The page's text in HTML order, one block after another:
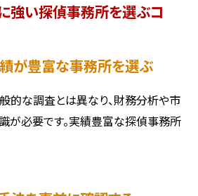
強い探偵事務所を選ぶコ
が豊富な事務所を選ぶ
的な調査とは異なり、財務分析や市
が必要です。実績豊富な探偵事務所